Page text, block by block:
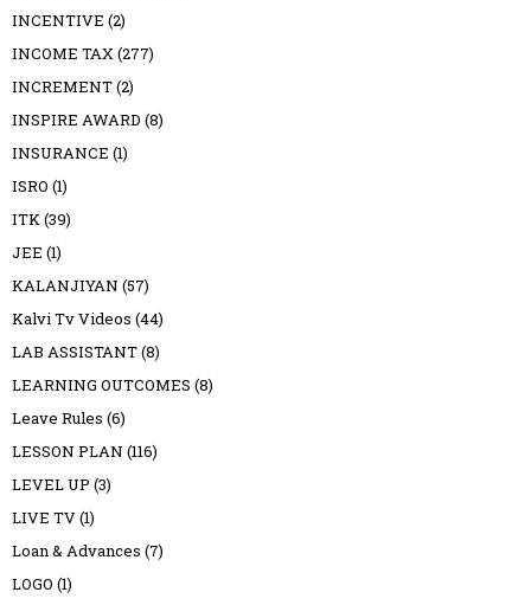
INCENTIVE (2)
INCOME TAX(277)
INCREMENT(2)
INSPIRE AWARD (8)
INSURANCE (1)
ISRO (1)
ITK(39)
JEE (1)
KALANJIYAN (57)
Kalvi Tv Videos (44)
LAB ASSISTANT(8)
LEARNING OUTCOMES (8)
Leave Rules (6)
LESSON PLAN (116)
LEVEL UP (3)
LIVE TV(1)
Loan & Advances (7)
LOGO (1)